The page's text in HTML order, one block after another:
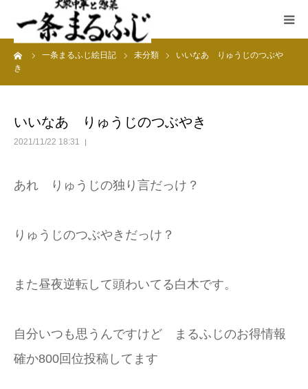
一条まるふじ絵日記 未分類
いいなあ りゅうじのつぶや
き
いいなあ りゅうじのつぶやき
2021/11/22 18:31
あれ りゅうじの独り言だっけ？
りゅうじのつぶやきだっけ？
また昼夜逆転して頭わいてる白木です。
自分いつも思うんですけど まるふじのお得情報
確か800回位投稿してます
HOME
夜メニュー
加藤商店TOP